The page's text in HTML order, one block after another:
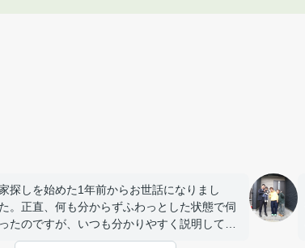
探しを始めた1年前からお世話になりまし
た。正直、何も分からずふわっとした状態で伺
ったのですが、いつも分かりやすく説明してい
ただき、私たちの要望やペースに合わせて丁寧